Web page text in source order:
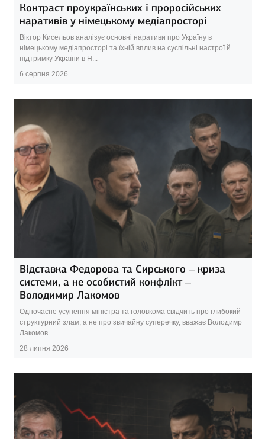
Контраст проукраїнських і проросійських
наративів у німецькому медіапросторі
Віктор Кисельов аналізує основні наративи про Україну в
німецькому медіапросторі та їхній вплив на суспільні настрої й
підтримку України в Н...
6 серпня 2026
Відставка Федорова та Сирського – криза
системи, а не особистий конфлікт –
Володимир Лакомов
Одночасне усунення міністра та головкома свідчить про глибокий
структурний злам, а не про звичайну суперечку, вважає Володимр
Лакомов
28 липня 2026